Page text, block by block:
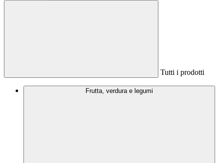
Tutti i prodotti
Frutta, verdura e legumi